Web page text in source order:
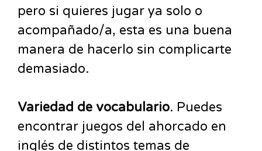
pero si quieres jugar ya solo o
acompañado/a, esta es una buena
manera de hacerlo sin complicarte
demasiado.
Variedad de vocabulario. Puedes
encontrar juegos del ahorcado en
inglés de distintos temas de